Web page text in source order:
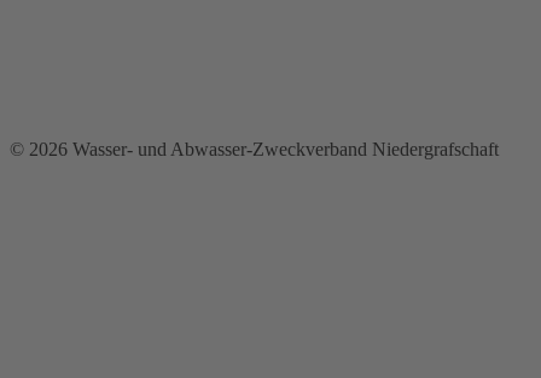
© 2026 Wasser- und Abwasser-Zweckverband Niedergrafschaft